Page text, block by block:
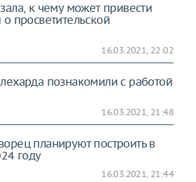
к чему может привести
просветительской
16.03.2021, 22:02
познакомили с работой
16.03.2021, 21:48
планируют построить в
году
16.03.2021, 21:44